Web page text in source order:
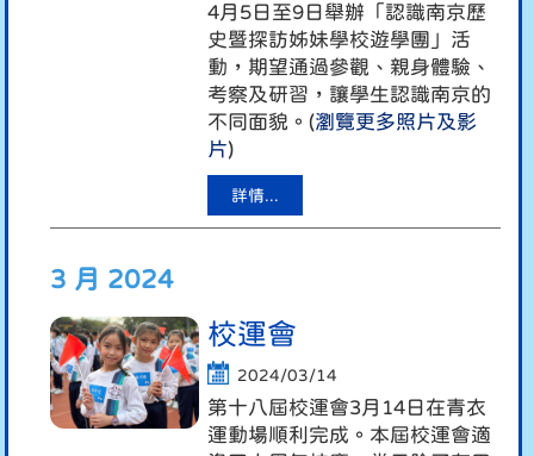
4月5日至9日舉辦「認識南京歷
史暨探訪姊妹學校遊學團」活
動，期望通過參觀、親身體驗、
考察及研習，讓學生認識南京的
不同面貌。(瀏覽更多照片及影
片)
詳情...
3 月 2024
校運會
2024/03/14
第十八屆校運會3月14日在青衣
運動場順利完成。本屆校運會適